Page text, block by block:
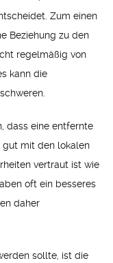
Zum einen
Beziehung zu den
regelmäßig von
kann die
dass eine entfernte
gut mit den lokalen
vertraut ist wie
oft ein besseres
daher
sollte, ist die